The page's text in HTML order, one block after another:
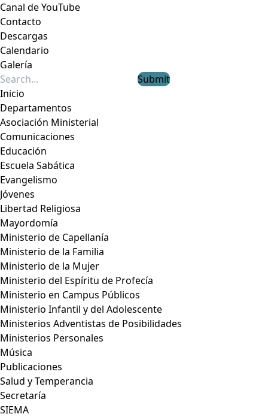
Canal de YouTube
Contacto
Descargas
Calendario
Galería
Submit
Inicio
Departamentos
Asociación Ministerial
Comunicaciones
Educación
Escuela Sabática
Evangelismo
Jóvenes
Libertad Religiosa
Mayordomía
Ministerio de Capellanía
Ministerio de la Familia
Ministerio de la Mujer
Ministerio del Espíritu de Profecía
Ministerio en Campus Públicos
Ministerio Infantil y del Adolescente
Ministerios Adventistas de Posibilidades
Ministerios Personales
Música
Publicaciones
Salud y Temperancia
Secretaría
SIEMA